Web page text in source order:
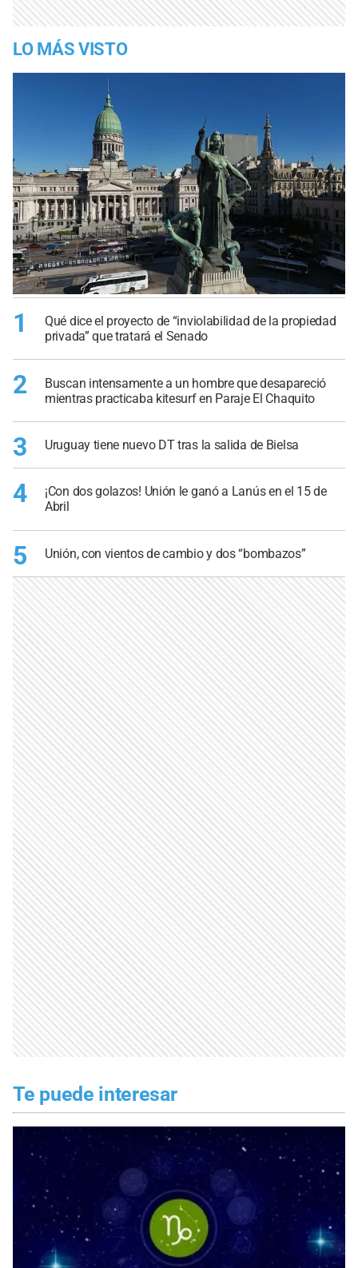
LO MÁS VISTO
1
Qué dice el proyecto de “inviolabilidad de la propiedad
privada” que tratará el Senado
2
Buscan intensamente a un hombre que desapareció
mientras practicaba kitesurf en Paraje El Chaquito
3 Uruguay tiene nuevo DT tras la salida de Bielsa
4
¡Con dos golazos! Unión le ganó a Lanús en el 15 de
Abril
5 Unión, con vientos de cambio y dos “bombazos”
Te puede interesar